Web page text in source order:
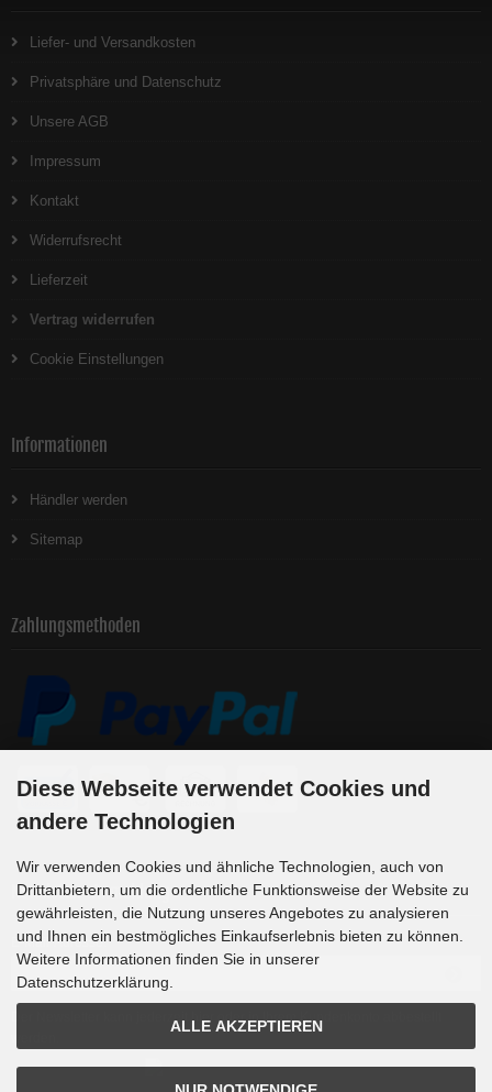
Liefer- und Versandkosten
Privatsphäre und Datenschutz
Unsere AGB
Impressum
Kontakt
Widerrufsrecht
Lieferzeit
Vertrag widerrufen
Cookie Einstellungen
Informationen
Händler werden
Sitemap
Zahlungsmethoden
Newsletter-Anmeldung
E-Mail-Adresse:
Der Newsletter kann jederzeit hier oder in Ihrem Kundenkonto abbestellt
Diese Webseite verwendet Cookies und
andere Technologien
Wir verwenden Cookies und ähnliche Technologien, auch von
Drittanbietern, um die ordentliche Funktionsweise der Website zu
gewährleisten, die Nutzung unseres Angebotes zu analysieren
und Ihnen ein bestmögliches Einkaufserlebnis bieten zu können.
Weitere Informationen finden Sie in unserer
Datenschutzerklärung.
ALLE AKZEPTIEREN